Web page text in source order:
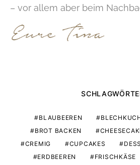
– vor allem aber beim
BLAUBEEREN
BROT BACKEN
CREMIG
CUPCAKES
ERDBEEREN
FRISCHKÄSE